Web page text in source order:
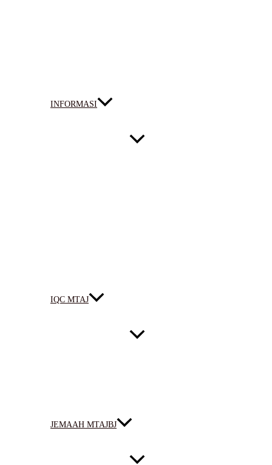
INFORMASI
IQC MTAJ
JEMAAH MTAJBJ